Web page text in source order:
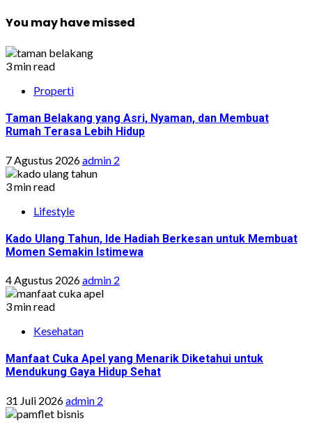
You may have missed
3 min read
Properti
Taman Belakang yang Asri, Nyaman, dan Membuat
Rumah Terasa Lebih Hidup
7 Agustus 2026admin 2
3 min read
Lifestyle
Kado Ulang Tahun, Ide Hadiah Berkesan untuk Membuat
Momen Semakin Istimewa
4 Agustus 2026admin 2
3 min read
Kesehatan
Manfaat Cuka Apel yang Menarik Diketahui untuk
Mendukung Gaya Hidup Sehat
31 Juli 2026admin 2